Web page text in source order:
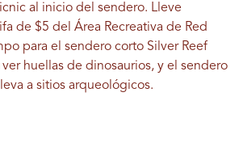
al inicio del sendero. Lleve
de $5 del Área Recreativa de Red
para el sendero corto Silver Reef
ver huellas de dinosaurios, y el sendero
a sitios arqueológicos.